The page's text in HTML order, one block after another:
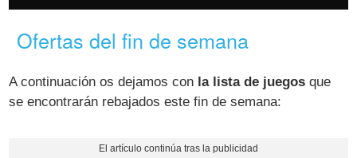
Ofertas del fin de semana
A continuación os dejamos con la lista de juegos que
se encontrarán rebajados este fin de semana: